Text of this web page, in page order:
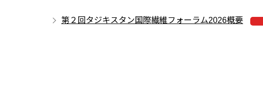
第２回タジキスタン国際繊維フォーラム2026概要